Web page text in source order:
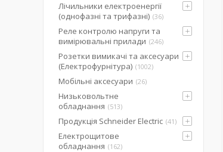
Лічильники електроенергії
(однофазні та трифазні) 36
Реле контролю напруги та
вимірювальні прилади 246
Розетки вимикачі та аксесуари
(Електрофурнітура) 1002
Мобільні аксесуари 26
Низьковольтне
обладнання
513
Продукція Schneider Electric 41
Електрощитове
обладнання
162